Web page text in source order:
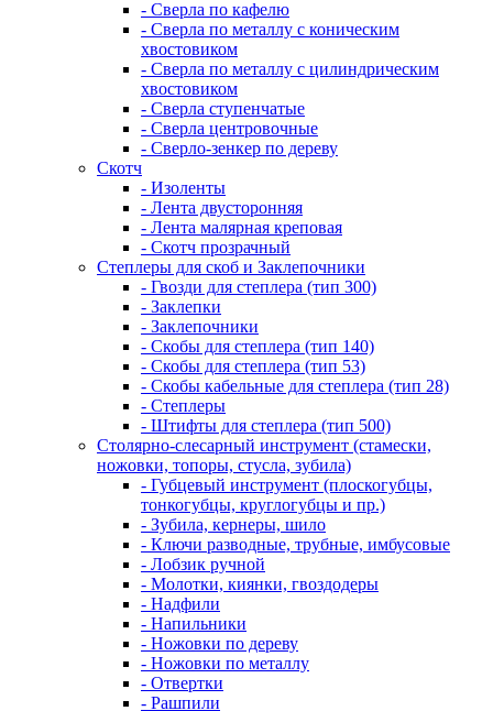
- Сверла по кафелю
- Сверла по металлу с коническим
хвостовиком
- Сверла по металлу с цилиндрическим
хвостовиком
- Сверла ступенчатые
- Сверла центровочные
- Сверло-зенкер по дереву
Скотч
- Изоленты
- Лента двусторонняя
- Лента малярная креповая
- Скотч прозрачный
Степлеры для скоб и Заклепочники
- Гвозди для степлера (тип 300)
- Заклепки
- Заклепочники
- Скобы для степлера (тип 140)
- Скобы для степлера (тип 53)
- Скобы кабельные для степлера (тип 28)
- Степлеры
- Штифты для степлера (тип 500)
Столярно-слесарный инструмент (стамески,
ножовки, топоры, стусла, зубила)
- Губцевый инструмент (плоскогубцы,
тонкогубцы, круглогубцы и пр.)
- Зубила, кернеры, шило
- Ключи разводные, трубные, имбусовые
- Лобзик ручной
- Молотки, киянки, гвоздодеры
- Надфили
- Напильники
- Ножовки по дереву
- Ножовки по металлу
- Отвертки
- Рашпили